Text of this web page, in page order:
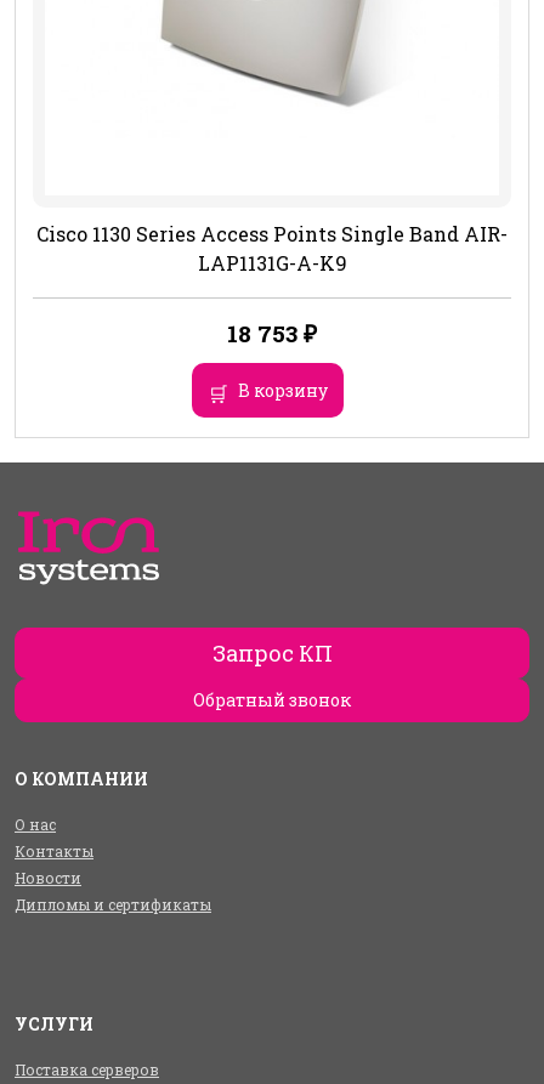
Cisco 1130 Series Access Points Single Band AIR-
LAP1131G-A-K9
18 753 ₽
В корзину
Запрос КП
Обратный звонок
О КОМПАНИИ
О нас
Контакты
Новости
Дипломы и сертификаты
УСЛУГИ
Поставка серверов